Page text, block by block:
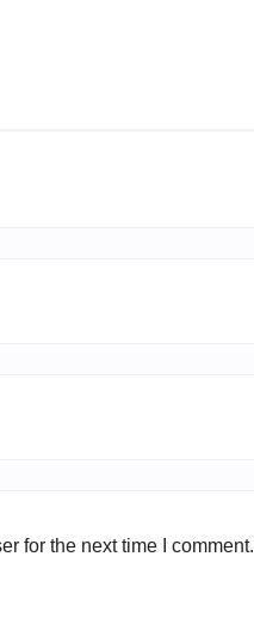
for the next time I comment.